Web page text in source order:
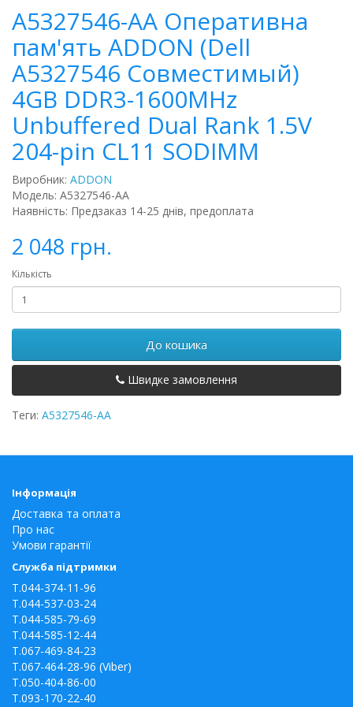
A5327546-AA Оперативна
пам'ять ADDON (Dell
A5327546 Совместимый)
4GB DDR3-1600MHz
Unbuffered Dual Rank 1.5V
204-pin CL11 SODIMM
Виробник: ADDON
Модель: A5327546-AA
Наявність: Предзаказ 14-25 днів, предоплата
2 048 грн.
Кількість
До кошика
Швидке замовлення
Теги: A5327546-AA
Інформація
Доставка та оплата
Про нас
Умови гарантії
Служба підтримки
T.044-374-11-96
T.044-537-03-24
T.044-585-79-69
T.044-585-12-44
T.067-469-84-23
T.067-464-28-96 (Viber)
T.050-404-86-00
T.093-170-22-40